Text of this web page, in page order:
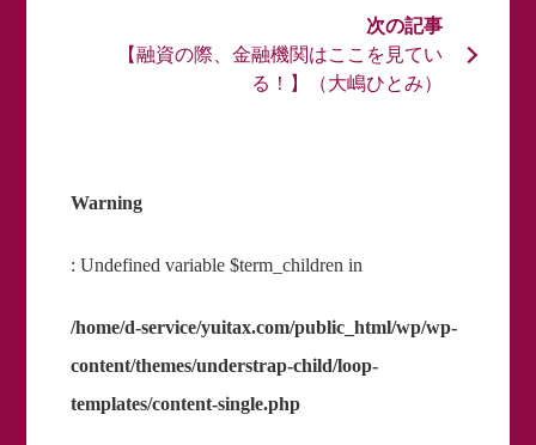
Warning
: Undefined variable $term_children in
/home/d-service/yuitax.com/public_html/wp/wp-
content/themes/understrap-child/loop-
templates/content-single.php
【融資の際、金融機関はここを見てい
る！】（大嶋ひとみ）